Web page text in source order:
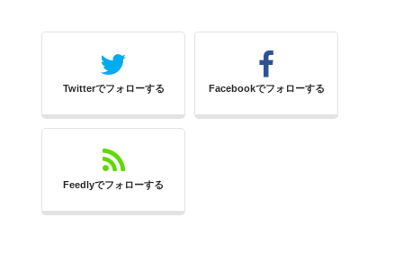
Twitterでフォローする Facebookでフォローする
Feedlyでフォローする